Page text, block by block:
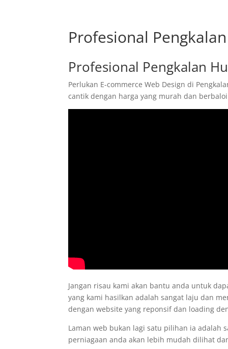
Profesional
Profesional Pengkalan
Perlukan E-commerce Web Design di
cantik dengan harga yang murah dan
Jangan risau kami akan bantu anda untuk
yang kami hasilkan adalah sangat laju dan
dengan website yang reponsif dan loading
Laman web bukan lagi satu pilihan ia adalah
perniagaan anda akan lebih mudah dilihat